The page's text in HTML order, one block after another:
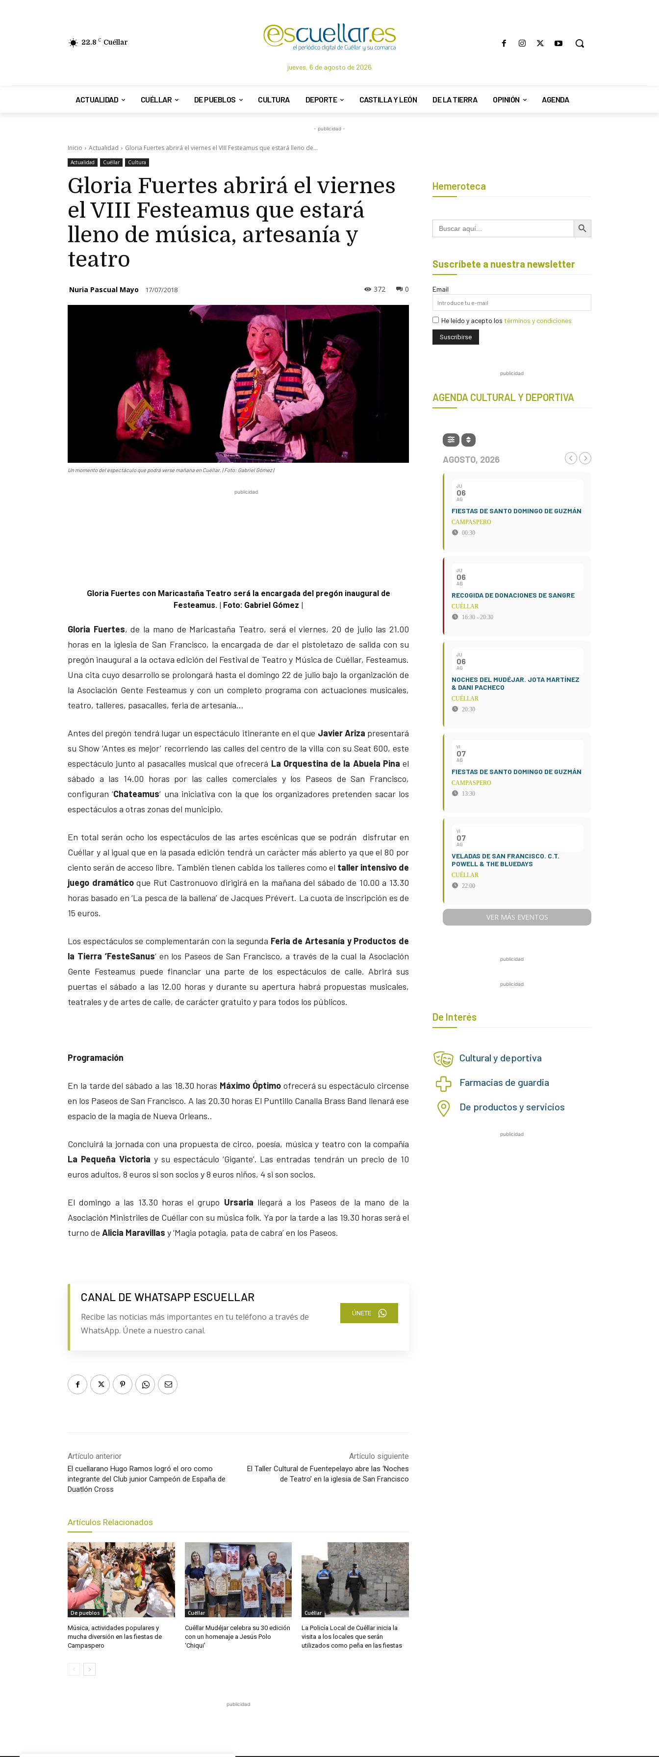
22.8 C Cuéllar
jueves, 6 de agosto de 2026
ACTUALIDAD CUÉLLAR DE PUEBLOS CULTURA DEPORTE CASTILLA Y LEÓN DE LA TIERRA OPINIÓN AGENDA
- publicidad -
Inicio Actualidad Gloria Fuertes abrirá el viernes el VIII Festeamus que estará lleno de...
Actualidad Cuéllar Cultura
Gloria Fuertes abrirá el viernes
el VIII Festeamus que estará
lleno de música, artesanía y
teatro
Nuria Pascual Mayo 17/07/2018 0
372
Un momento del espectáculo que podrá verse mañana en Cuéllar. | Foto: Gabriel Gómez |
publicidad
Gloria Fuertes con Maricastaña Teatro será la encargada del pregón inaugural de
Festeamus. | Foto: Gabriel Gómez |
Gloria Fuertes, de la mano de Maricastaña Teatro, será el viernes, 20 de julio las 21.00
horas en la iglesia de San Francisco, la encargada de dar el pistoletazo de salida con su
pregón inaugural a la octava edición del Festival de Teatro y Música de Cuéllar, Festeamus.
Una cita cuyo desarrollo se prolongará hasta el domingo 22 de julio bajo la organización de
la Asociación Gente Festeamus y con un completo programa con actuaciones musicales,
teatro, talleres, pasacalles, feria de artesanía…
Antes del pregón tendrá lugar un espectáculo itinerante en el que Javier Ariza presentará
su Show ‘Antes es mejor’ recorriendo las calles del centro de la villa con su Seat 600, este
espectáculo junto al pasacalles musical que ofrecerá La Orquestina de la Abuela Pina el
sábado a las 14.00 horas por las calles comerciales y los Paseos de San Francisco,
configuran ‘Chateamus‘ una iniciativa con la que los organizadores pretenden sacar los
espectáculos a otras zonas del municipio.
En total serán ocho los espectáculos de las artes escénicas que se podrán disfrutar en
Cuéllar y al igual que en la pasada edición tendrá un carácter más abierto ya que el 80 por
ciento serán de acceso libre. También tienen cabida los talleres como el taller intensivo de
juego dramáticoque Rut Castronuovo dirigirá en la mañana del sábado de 10.00 a 13.30
horas basado en ‘La pesca de la ballena’ de Jacques Prévert. La cuota de inscripción es de
15 euros.
Los espectáculos se complementarán con la segunda Feria de Artesanía y Productos de
la Tierra ‘FesteSanus‘ en los Paseos de San Francisco, a través de la cual la Asociación
Gente Festeamus puede financiar una parte de los espectáculos de calle. Abrirá sus
puertas el sábado a las 12.00 horas y durante su apertura habrá propuestas musicales,
teatrales y de artes de calle, de carácter gratuito y para todos los públicos.
Programación
En la tarde del sábado a las 18.30 horas Máximo Óptimoofrecerá su espectáculo circense
en los Paseos de San Francisco. A las 20.30 horas El Puntillo Canalla Brass Band llenará ese
espacio de la magia de Nueva Orleans..
Concluirá la jornada con una propuesta de circo, poesía, música y teatro con la compañía
La Pequeña Victoria y su espectáculo ‘Gigante’. Las entradas tendrán un precio de 10
euros adultos, 8 euros si son socios y 8 euros niños, 4 si son socios.
El domingo a las 13.30 horas el grupo Ursaria llegará a los Paseos de la mano de la
Asociación Ministriles de Cuéllar con su música folk. Ya por la tarde a las 19.30 horas será el
turno de Alicia Maravillas y ‘Magia potagia, pata de cabra’ en los Paseos.
CANAL DE WHATSAPP ESCUELLAR
Recibe las noticias más importantes en tu teléfono a través de
WhatsApp. Únete a nuestro canal.
ÚNETE
Artículo anterior
El cuellarano Hugo Ramos logró el oro como
integrante del Club junior Campeón de España de
Duatlón Cross
Artículo siguiente
El Taller Cultural de Fuentepelayo abre las ‘Noches
de Teatro’ en la iglesia de San Francisco
Artículos Relacionados
De pueblos
Música, actividades populares y
mucha diversión en las fiestas de
Campaspero
Cuéllar
Cuéllar Mudéjar celebra su 30 edición
con un homenaje a Jesús Polo
‘Chiqui’
Cuéllar
La Policía Local de Cuéllar inicia la
visita a los locales que serán
utilizados como peña en las fiestas
publicidad
Hemeroteca
Buscar: Botón de búsqueda
Suscríbete a nuestra newsletter
Email
He leído y acepto los términos y condiciones
publicidad
AGENDA CULTURAL Y DEPORTIVA
AGOSTO, 2026
JU
06
AG
FIESTAS DE SANTO DOMINGO DE GUZMÁN
CAMPASPERO
00:30
JU
06
AG
RECOGIDA DE DONACIONES DE SANGRE
CUÉLLAR
16:30 - 20:30
JU
06
AG
NOCHES DEL MUDÉJAR. JOTA MARTÍNEZ
& DANI PACHECO
CUÉLLAR
20:30
VI
07
AG
FIESTAS DE SANTO DOMINGO DE GUZMÁN
CAMPASPERO
13:30
VI
07
AG
VELADAS DE SAN FRANCISCO. C.T.
POWELL & THE BLUEDAYS
CUÉLLAR
22:00
VER MÁS EVENTOS
publicidad
publicidad
De Interés
Cultural y deportiva
Farmacias de guardia
De productos y servicios
publicidad